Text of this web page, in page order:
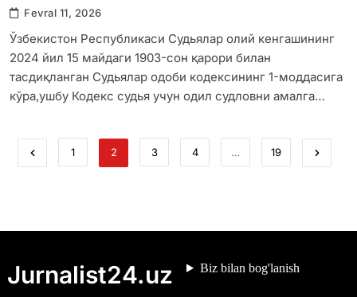
Fevral 11, 2026
Ўзбекистон Республикаси Судьялар олий кенгашининг
2024 йил 15 майдаги 1903-сон қарори билан
тасдиқланган Судьялар одоби кодексининг 1-моддасига
кўра,ушбу Кодекс судья учун одил судловни амалга…
1 2 3 4 … 19
Jurnalist24.uz Biz bilan bog'lanish